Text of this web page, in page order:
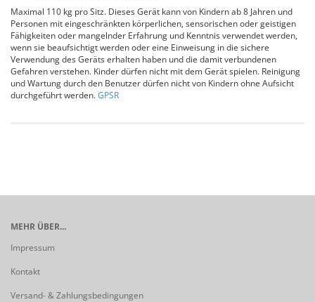
Maximal 110 kg pro Sitz. Dieses Gerät kann von Kindern ab 8 Jahren und
Personen mit eingeschränkten körperlichen, sensorischen oder geistigen
Fähigkeiten oder mangelnder Erfahrung und Kenntnis verwendet werden,
wenn sie beaufsichtigt werden oder eine Einweisung in die sichere
Verwendung des Geräts erhalten haben und die damit verbundenen
Gefahren verstehen. Kinder dürfen nicht mit dem Gerät spielen. Reinigung
und Wartung durch den Benutzer dürfen nicht von Kindern ohne Aufsicht
durchgeführt werden.GPSR
MEHR ÜBER...
Impressum
Kontakt
Versand- & Zahlungsbedingungen